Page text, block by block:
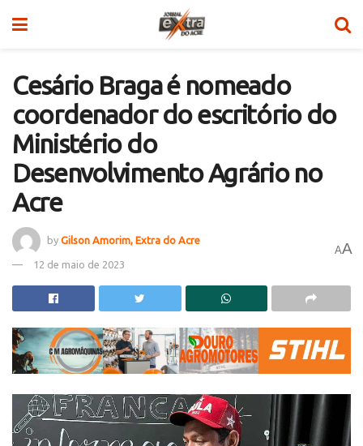
Cesário Braga é nomeado
coordenador do escritório do
Ministério do
Desenvolvimento Agrário no
Acre
by Gilson Amorim, Extra do Acre
12 de maio de 2023
AA